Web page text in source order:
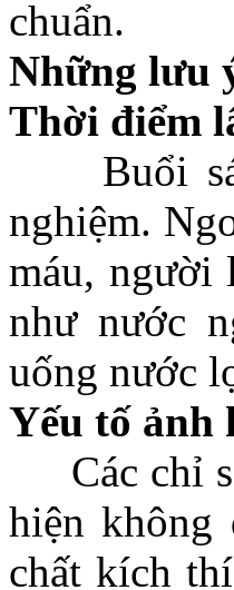
chuẩn.
Những lưu
Thời điểm
Buổi
nghiệm.
máu, người
như nước
uống nước
Yếu tố ảnh
Các chỉ
hiện không
chất kích